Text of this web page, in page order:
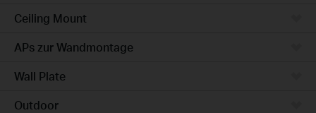
Ceiling Mount
APs zur Wandmontage
Wall Plate
Outdoor